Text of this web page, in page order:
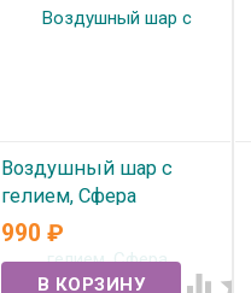
Воздушный шар с
гелием, Сфера
"Баскетбольный мяч"
В наличии
990 ₽